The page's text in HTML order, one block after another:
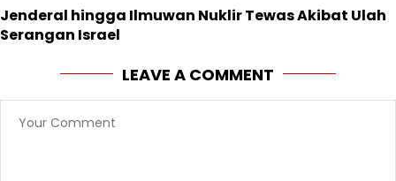
Jenderal hingga Ilmuwan Nuklir Tewas Akibat Ulah
Serangan Israel
LEAVE A COMMENT